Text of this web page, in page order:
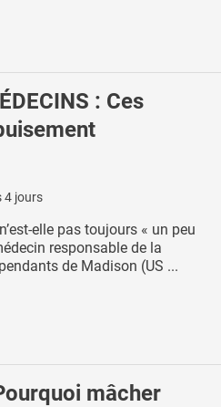
: Ces
4 jours
elle pas toujours « un peu
responsable de la
de Madison (US ...
mâcher